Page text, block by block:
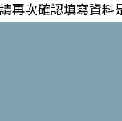
再次確認填寫資料